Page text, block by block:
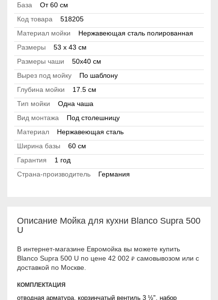
База
От 60 см
Код товара
518205
Материал мойки
Нержавеющая сталь полированная
Размеры
53 x 43 см
Размеры чаши
50x40 см
Вырез под мойку
По шаблону
Глубина мойки
17.5 см
Тип мойки
Одна чаша
Вид монтажа
Под столешницу
Материал
Нержавеющая сталь
Ширина базы
60 см
Гарантия
1 год
Страна-производитель
Германия
Описание Мойка для кухни Blanco Supra 500
U
В интернет-магазине Евромойка вы можете купить
Blanco Supra 500 U по цене 42 002 ₽ самовывозом или с
доставкой по Москве.
КОМПЛЕКТАЦИЯ
отводная арматура, корзинчатый вентиль 3 ½", нaбop